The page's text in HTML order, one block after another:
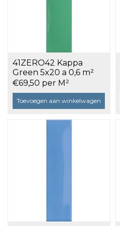
41ZERO42 Kappa
Green 5x20 a 0,6 m²
€69,50 per M²
Toevoegen aan winkelwagen